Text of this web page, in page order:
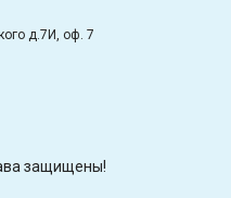
д.7И, оф. 7
защищены!